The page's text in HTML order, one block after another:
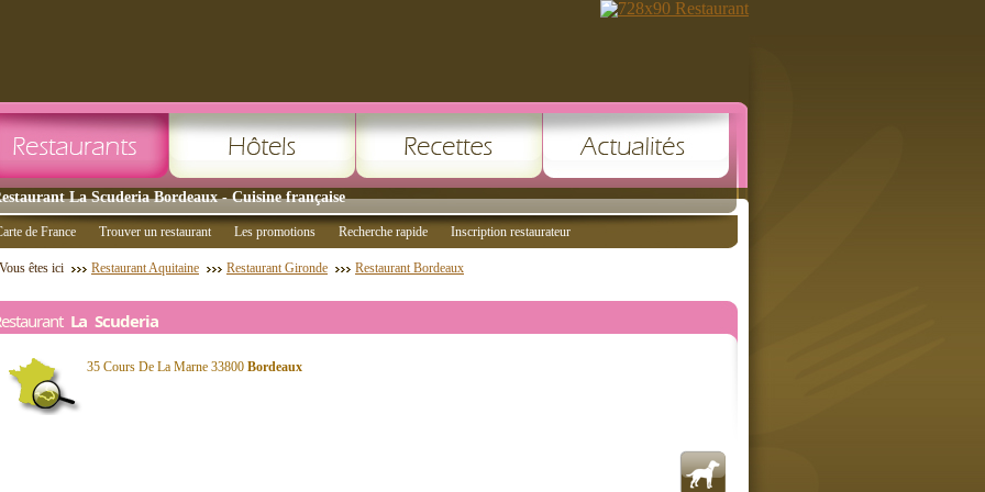
La Scuderia Bordeaux - Cuisine française
de France Trouver un restaurant Les promotions Recherche rapide Inscription restaurateur
Vous êtes ici Restaurant Aquitaine Restaurant Gironde Restaurant Bordeaux
La Scuderia
35 Cours De La Marne 33800 Bordeaux